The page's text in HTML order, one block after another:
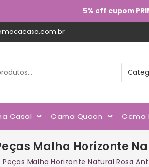
5% off cupom
Casal Cama Queen Cama
Malha Horizonte
Malha Horizonte Natural Rosa